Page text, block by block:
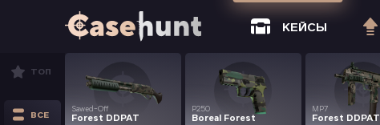
КЕЙСЫ
ТОП
ВСЕ
Sawed-Off
Forest DDPAT
P250
Boreal Forest
MP7
Forest DDPAT